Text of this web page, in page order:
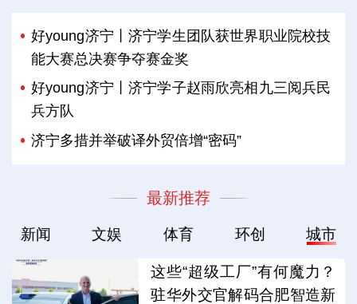
好young济宁丨济宁学生团队获世界职业院校技
能大赛总决赛争夺赛金奖
好young济宁丨济宁学子赵雨欣亮相九三阅兵民
兵方队
济宁多措并举破译外贸倍增“密码”
最新推荐
新闻 文娱 体育 环创 城市
这些“超级工厂”有何魔力？
驻华外交官解码合肥智造新